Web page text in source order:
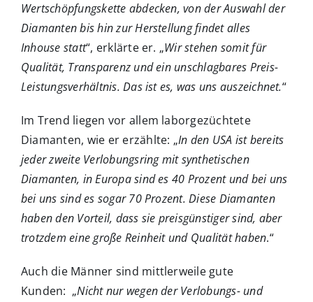
Wertschöpfungskette abdecken, von der Auswahl der
Diamanten bis hin zur Herstellung findet alles
Inhouse statt“, erklärte er. „Wir stehen somit für
Qualität, Transparenz und ein unschlagbares Preis-
Leistungsverhältnis. Das ist es, was uns auszeichnet.“
Im Trend liegen vor allem laborgezüchtete
Diamanten, wie er erzählte: „In den USA ist bereits
jeder zweite Verlobungsring mit synthetischen
Diamanten, in Europa sind es 40 Prozent und bei uns
bei uns sind es sogar 70 Prozent. Diese Diamanten
haben den Vorteil, dass sie preisgünstiger sind, aber
trotzdem eine große Reinheit und Qualität haben.“
Auch die Männer sind mittlerweile gute
Kunden: „Nicht nur wegen der Verlobungs- und